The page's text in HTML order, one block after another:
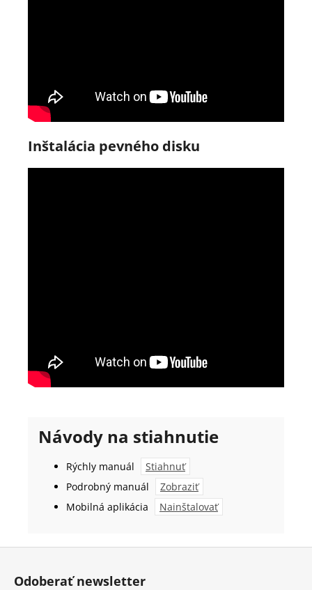
Inštalácia pevného disku
Návody na stiahnutie
Rýchly manuál
Stiahnuť
Podrobný manuál
Zobraziť
Mobilná aplikácia
Nainštalovať
Z
Odoberať newsletter